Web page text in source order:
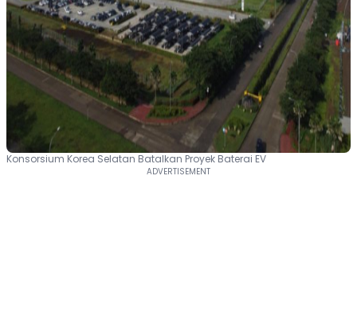
Konsorsium Korea Selatan Batalkan Proyek Baterai EV